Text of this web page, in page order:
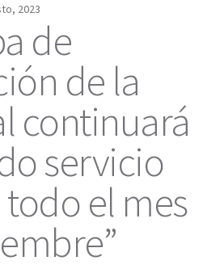
2023
de
de la
continuará
servicio
el mes